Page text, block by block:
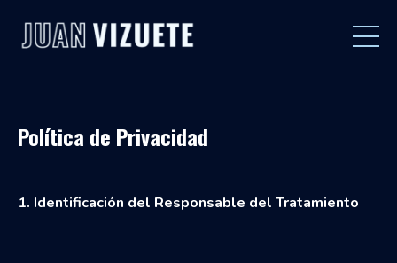
Política de Privacidad
1. Identificación del Responsable del Tratamiento